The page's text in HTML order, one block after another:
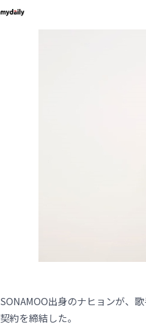
SONAMOO出身のナヒョンが、
契約を締結した。